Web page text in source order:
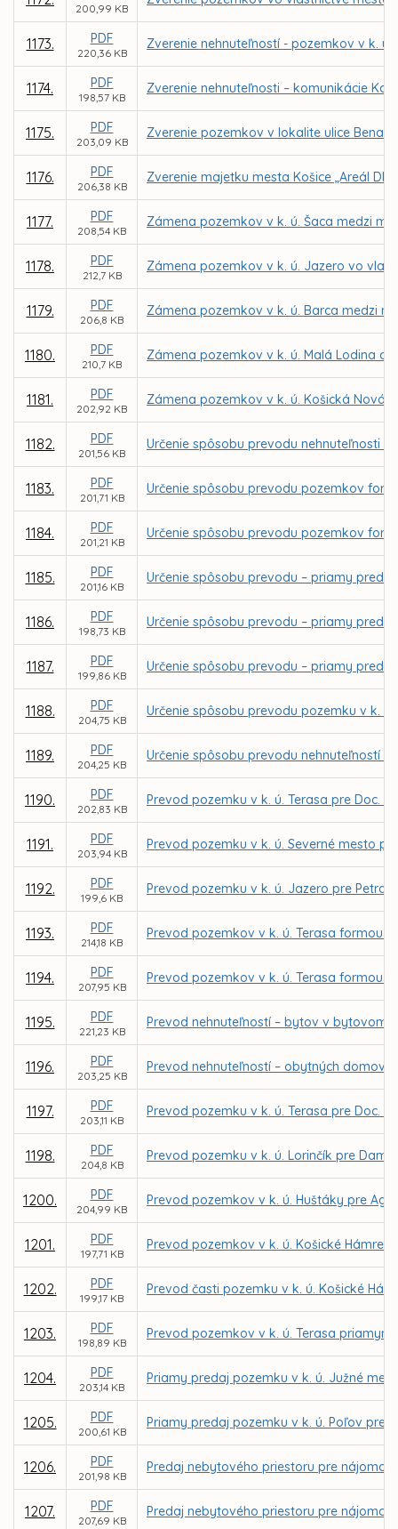
200,99 KB
1173. PDF
220,36 KB
Zverenie nehnuteľností - pozemkov v k.
1174. PDF
198,57 KB
Zverenie nehnuteľnosti – komunikácie
1175. PDF
203,09 KB
Zverenie pozemkov v lokalite ulice
1176. PDF
206,38 KB
Zverenie majetku mesta Košice „Areál
1177. PDF
208,54 KB
Zámena pozemkov v k. ú. Šaca medzi
1178. PDF
212,7 KB
Zámena pozemkov v k. ú. Jazero vo
1179. PDF
206,8 KB
Zámena pozemkov v k. ú. Barca medzi
1180. PDF
210,7 KB
Zámena pozemkov v k. ú. Malá Lodina a
1181. PDF
202,92 KB
Zámena pozemkov v k. ú. Košická Nová
1182. PDF
201,56 KB
Určenie spôsobu prevodu nehnuteľnosti -
1183. PDF
201,71 KB
Určenie spôsobu prevodu pozemkov
1184. PDF
201,21 KB
Určenie spôsobu prevodu pozemkov
1185. PDF
201,16 KB
Určenie spôsobu prevodu – priamy
1186. PDF
198,73 KB
Určenie spôsobu prevodu – priamy
1187. PDF
199,86 KB
Určenie spôsobu prevodu – priamy
1188. PDF
204,75 KB
Určenie spôsobu prevodu pozemku v k.
1189. PDF
204,25 KB
Určenie spôsobu prevodu nehnuteľností -
1190. PDF
202,83 KB
Prevod pozemku v k. ú. Terasa pre Doc.
1191. PDF
203,94 KB
Prevod pozemku v k. ú. Severné mesto
1192. PDF
199,6 KB
Prevod pozemku v k. ú. Jazero pre
1193. PDF
214,18 KB
Prevod pozemkov v k. ú. Terasa formou
1194. PDF
207,95 KB
Prevod pozemkov v k. ú. Terasa formou
1195. PDF
221,23 KB
Prevod nehnuteľností – bytov v bytovom
1196. PDF
203,25 KB
Prevod nehnuteľností – obytných domov
1197. PDF
203,11 KB
Prevod pozemku v k. ú. Terasa pre Doc.
1198. PDF
204,8 KB
Prevod pozemku v k. ú. Lorinčík pre
1200. PDF
204,99 KB
Prevod pozemkov v k. ú. Huštáky pre
1201. PDF
197,71 KB
Prevod pozemkov v k. ú. Košické Hámre
1202. PDF
199,17 KB
Prevod časti pozemku v k. ú. Košické
1203. PDF
198,89 KB
Prevod pozemkov v k. ú. Terasa
1204. PDF
203,14 KB
Priamy predaj pozemku v k. ú. Južné
1205. PDF
200,61 KB
Priamy predaj pozemku v k. ú. Poľov pre
1206. PDF
201,98 KB
Predaj nebytového priestoru pre nájomcu
1207. PDF
207,69 KB
Predaj nebytového priestoru pre nájomcu